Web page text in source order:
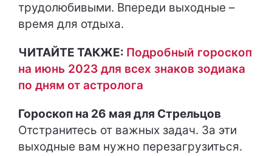
трудолюбивыми. Впереди выходные –
время для отдыха.
ЧИТАЙТЕ ТАКЖЕ: Подробный гороскоп
на июнь 2023 для всех знаков зодиака
по дням от астролога
Гороскоп на 26 мая для Стрельцов
Отстранитесь от важных задач. За эти
выходные вам нужно перезагрузиться.